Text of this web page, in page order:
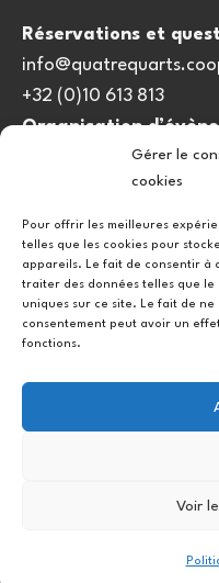
Gérer le
cookies
Pour offrir les meilleures
telles que les cookies pour
appareils. Le fait de consentir à
traiter des données telles que le
uniques sur ce site. Le fait de
consentement peut avoir un
fonctions.
Voir
Réservations et
+32 (0)10 613 813
Organisation
Politique de cookies (UE)